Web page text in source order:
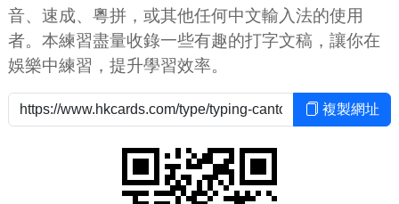
音、速成、粵拼，或其他任何中文輸入法的使用
者。本練習盡量收錄一些有趣的打字文稿，讓你在
娛樂中練習，提升學習效率。
複製網址